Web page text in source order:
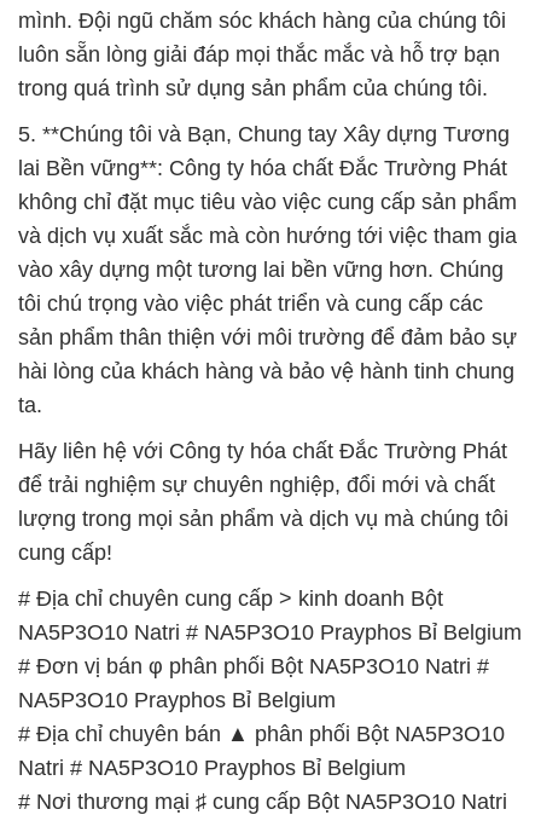
mình. Đội ngũ chăm sóc khách hàng của chúng tôi
luôn sẵn lòng giải đáp mọi thắc mắc và hỗ trợ bạn
trong quá trình sử dụng sản phẩm của chúng tôi.
5. **Chúng tôi và Bạn, Chung tay Xây dựng Tương
lai Bền vững**: Công ty hóa chất Đắc Trường Phát
không chỉ đặt mục tiêu vào việc cung cấp sản phẩm
và dịch vụ xuất sắc mà còn hướng tới việc tham gia
vào xây dựng một tương lai bền vững hơn. Chúng
tôi chú trọng vào việc phát triển và cung cấp các
sản phẩm thân thiện với môi trường để đảm bảo sự
hài lòng của khách hàng và bảo vệ hành tinh chung
ta.
Hãy liên hệ với Công ty hóa chất Đắc Trường Phát
để trải nghiệm sự chuyên nghiệp, đổi mới và chất
lượng trong mọi sản phẩm và dịch vụ mà chúng tôi
cung cấp!
# Địa chỉ chuyên cung cấp > kinh doanh Bột
NA5P3O10 Natri # NA5P3O10 Prayphos Bỉ Belgium
# Đơn vị bán φ phân phối Bột NA5P3O10 Natri #
NA5P3O10 Prayphos Bỉ Belgium
# Địa chỉ chuyên bán ▲ phân phối Bột NA5P3O10
Natri # NA5P3O10 Prayphos Bỉ Belgium
# Nơi thương mại ♯ cung cấp Bột NA5P3O10 Natri